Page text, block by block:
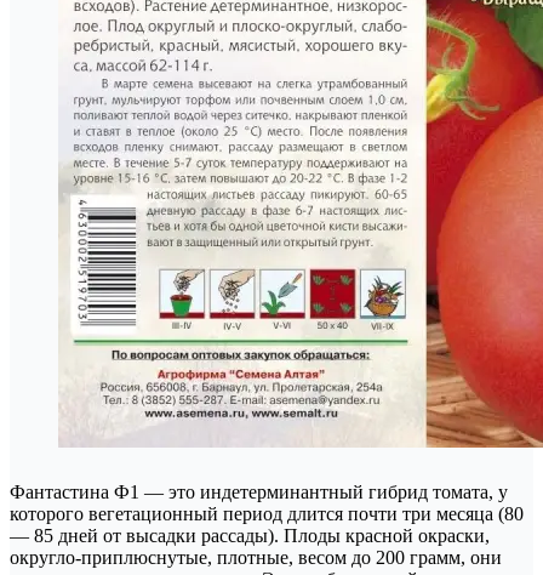
Фантастина Ф1 — это индетерминантный гибрид томата, у
которого вегетационный период длится почти три месяца (80
— 85 дней от высадки рассады). Плоды красной окраски,
округло-приплюснутые, плотные, весом до 200 грамм, они